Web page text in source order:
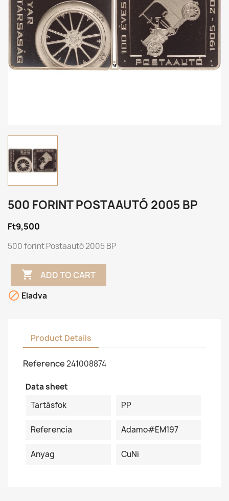
500 FORINT POSTAAUTÓ 2005 BP
Ft9,500
500 forint Postaautó 2005 BP
 ADD TO CART
 Eladva
Product Details
Reference241008874
Data sheet
Tartásfok
PP
Referencia Adamo#EM197
Anyag CuNi